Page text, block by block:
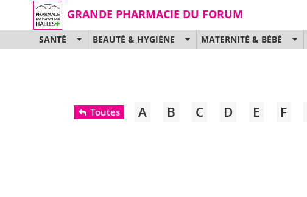
GRANDE PHARMACIE DU FORUM
SANTÉ BEAUTÉ & HYGIÈNE MATERNITÉ & BÉBÉ
Toutes A B C D E F